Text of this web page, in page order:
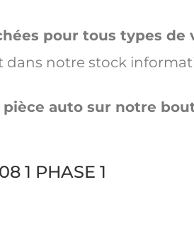
pour tous types de
dans notre stock
auto sur notre
1 PHASE 1